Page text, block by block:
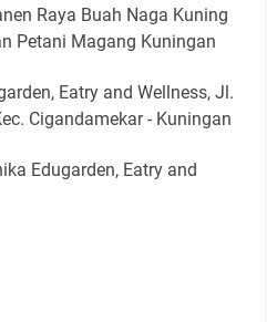
Raya Buah Naga Kuning
Petani Magang Kuningan
Eatry and Wellness, Jl.
Cigandamekar - Kuningan
Edugarden, Eatry and